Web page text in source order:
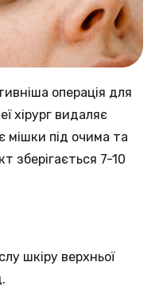
операція для
хірург видаляє
мішки під очима та
зберігається 7-10
шкіру верхньої